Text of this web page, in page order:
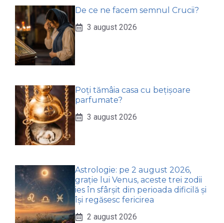
De ce ne facem semnul Crucii?
3 august 2026
Poți tămâia casa cu bețișoare
parfumate?
3 august 2026
Astrologie: pe 2 august 2026,
grație lui Venus, aceste trei zodii
ies în sfârșit din perioada dificilă și
își regăsesc fericirea
2 august 2026